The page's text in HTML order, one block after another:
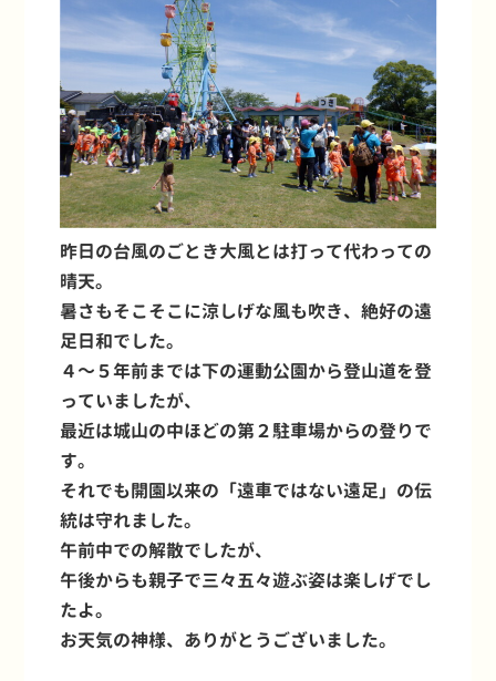
昨日の台風のごとき大風とは打って代わっての
晴天。
暑さもそこそこに涼しげな風も吹き、絶好の遠
足日和でした。
４～５年前までは下の運動公園から登山道を登
っていましたが、
最近は城山の中ほどの第２駐車場からの登りで
す。
それでも開園以来の「遠車ではない遠足」の伝
統は守れました。
午前中での解散でしたが、
午後からも親子で三々五々遊ぶ姿は楽しげでし
たよ。
お天気の神様、ありがとうございました。